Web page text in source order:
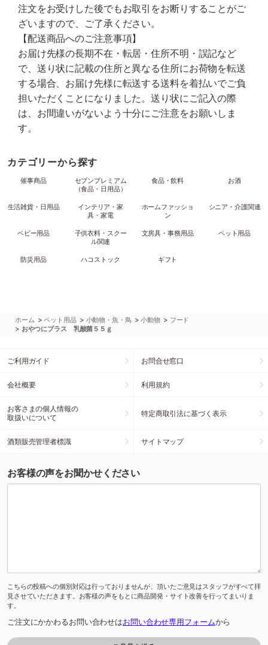
注文をお受けした後でもお取引をお断りすることがご
ざいますので、ご了承ください。
【配送商品へのご注意事項】
お届け先様の長期不在・転居・住所不明・誤記など
で、送り状に記載の住所と異なる住所にお荷物を転送
する場合、お届け先様に転送する送料を着払いでご負
担いただくことになりました。送り状にご記入の際
は、お間違いがないよう十分にご注意をお願いしま
す。
カテゴリーから探す
催事商品
セブンプレミアム
（食品・日用品）
食品・飲料 お酒
生活雑貨・日用品
インテリア・家
具・家電
ホームファッショ
ン
シニア・介護関連
ベビー用品
子供衣料・スクー
ル関連
文房具・事務用品 ペット用品
防災用品 ハコストック ギフト
ホーム >ペット用品 > 小動物・魚・鳥 >小動物 > フード
> おやつにプラス 乳酸菌５５ｇ
ご利用ガイド お問合せ窓口
会社概要 利用規約
お客さまの個人情報の
取扱いについて
特定商取引法に基づく表示
酒類販売管理者標識 サイトマップ
お客様の声をお聞かせください
こちらの投稿への個別対応は行っておりませんが、頂いたご意見はスタッフがすべて拝
見させていただきます。お客様の声をもとに商品開発・サイト改善を行ってまいりま
す。
ご注文にかかわるお問い合わせはお問い合わせ専用フォームから